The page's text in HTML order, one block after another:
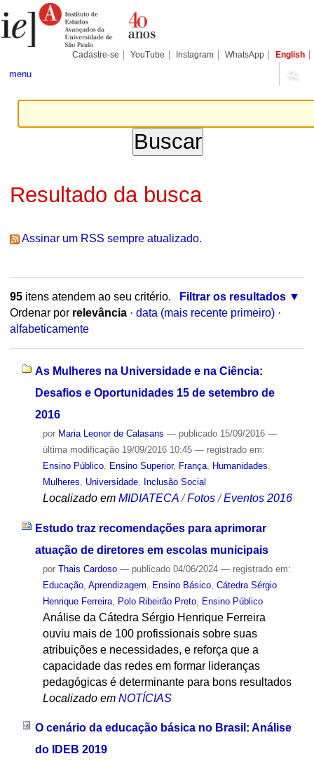
para
conteúdo.
Pessoais
Cadastre-se YouTube Instagram WhatsApp English
menu
Resultado da busca
Assinar um RSS sempre atualizado.
95itens atendem ao seu critério.
Filtrar os resultados
Ordenar por relevância · data (mais recente primeiro) ·
alfabeticamente
As Mulheres na Universidade e na Ciência:
Desafios e Oportunidades 15 de setembro de
2016
por Maria Leonor de Calasans — publicado15/09/2016 —
última modificação19/09/2016 10:45 — registrado em:
Ensino Público, Ensino Superior, França, Humanidades
Mulheres
Universidade, Inclusão Social
Localizado em MIDIATECA /Fotos /Eventos 2016
Estudo traz recomendações para aprimorar
atuação de diretores em escolas municipais
por Thais Cardoso — publicado04/06/2024 — registrado em:
Educação, Aprendizagem Ensino Básico, Cátedra Sérgio
Henrique Ferreira, Polo Ribeirão Preto, Ensino Público
Análise da Cátedra Sérgio Henrique Ferreira
ouviu mais de 100 profissionais sobre suas
atribuições e necessidades, e reforça que a
capacidade das redes em formar lideranças
pedagógicas é determinante para bons resultados
Localizado em NOTÍCIAS
O cenário da educação básica no Brasil: Análise
do IDEB 2019